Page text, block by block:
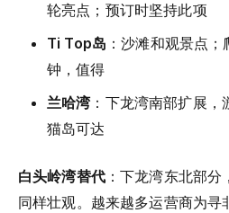
轮亮点；预订时坚持此项
Ti Top岛 ：沙滩和观景点
钟，值得
兰哈湾：下龙湾南部扩展
猫岛可达
白头岭湾替代：下龙湾东北部分
同样壮观。越来越多运营商为寻